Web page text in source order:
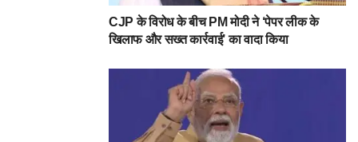
CJP के विरोध के बीच PM मोदी ने ‘पेपर लीक के
खिलाफ और सख्त कार्रवाई’ का वादा किया